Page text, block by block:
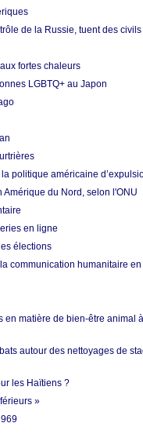
de la Russie, tuent des civils
fortes chaleurs
LGBTQ+ au Japon
politique américaine
du Nord, selon l'ONU
en ligne
élections
communication humanitaire
matière de bien-être animal
autour des nettoyages de
les Haïtiens ?
»